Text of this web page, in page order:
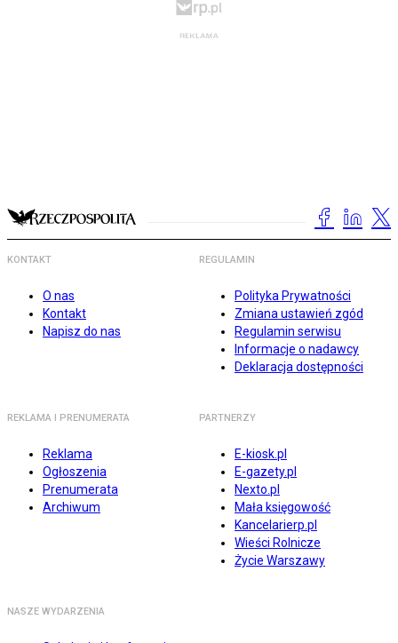
KONTAKT
O nas
Kontakt
Napisz do nas
REGULAMIN
Polityka Prywatności
Zmiana ustawień zgód
Regulamin serwisu
Informacje o nadawcy
Deklaracja dostępności
REKLAMA I PRENUMERATA
Reklama
Ogłoszenia
Prenumerata
Archiwum
PARTNERZY
E-kiosk.pl
E-gazety.pl
Nexto.pl
Mała księgowość
Kancelarierp.pl
Wieści Rolnicze
Życie Warszawy
NASZE WYDARZENIA